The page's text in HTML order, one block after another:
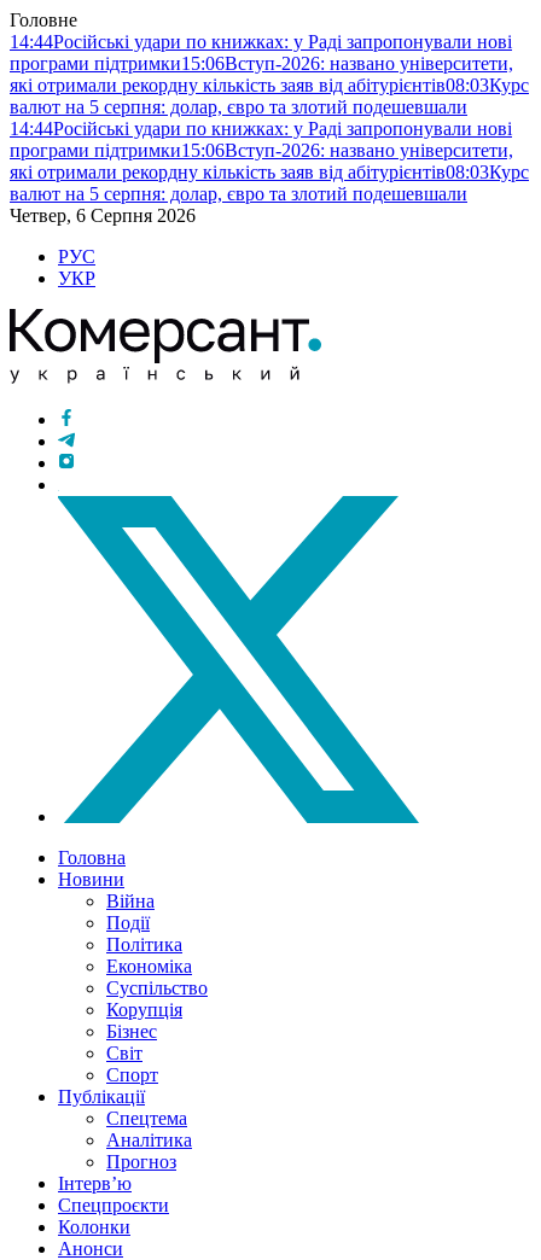
Головне
14:44Російські удари по книжках: у Раді запропонували нові
програми підтримки15:06Вступ-2026: названо університети,
які отримали рекордну кількість заяв від абітурієнтів08:03Курс
валют на 5 серпня: долар, євро та злотий подешевшали
14:44Російські удари по книжках: у Раді запропонували нові
програми підтримки15:06Вступ-2026: названо університети,
які отримали рекордну кількість заяв від абітурієнтів08:03Курс
валют на 5 серпня: долар, євро та злотий подешевшали
Четвер, 6 Серпня 2026
РУС
УКР
Головна
Новини
Війна
Події
Політика
Економіка
Суспільство
Корупція
Бізнес
Світ
Спорт
Публікації
Спецтема
Аналітика
Прогноз
Інтерв’ю
Спецпроєкти
Колонки
Анонси